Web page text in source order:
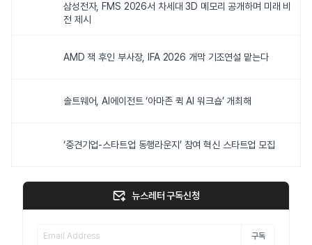
삼성전자, FMS 2026서 차세대 3D 메모리 공개하며 미래 비
전 제시
AMD 잭 후인 부사장, IFA 2026 개막 기조연설 맡는다
솔트웨어, AI에이전트 ‘아마존 퀵 AI 워크숍’ 개최해
‘중견기업-스타트업 동행라운지’ 참여 혁신 스타트업 모집
뉴스레터 구독신청
구독